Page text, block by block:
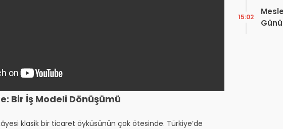
Bir İş Modeli Dönüşümü
klasik bir ticaret öyküsünün çok ötesinde. Türkiye’de
15:02